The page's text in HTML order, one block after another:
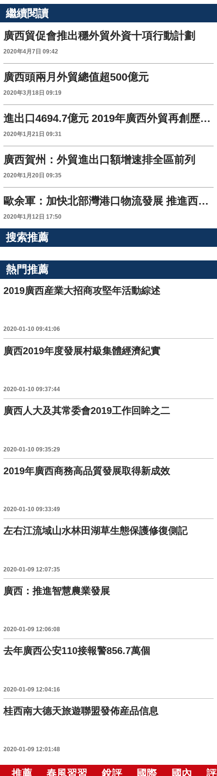
繼續閱讀
廣西貿促會推出穩外貿外資十項行動計劃
2020年4月7日 09:42
廣西頭兩月外貿總值超500億元
2020年3月18日 09:19
進出口4694.7億元 2019年廣西外貿再創歷史新高
2020年1月21日 09:31
廣西賀州：外貿進出口額增速排全區前列
2020年1月20日 09:35
歐余軍：加快北部灣港口物流發展 推進西部陸海新通道建設
2020年1月12日 17:50
搜索推薦
熱門推薦
2019廣西産業大招商攻堅年活動綜述
2020-01-10 09:41:06
廣西2019年度發展村級集體經濟紀實
2020-01-10 09:37:44
廣西人大及其常委會2019工作回眸之二
2020-01-10 09:35:29
2019年廣西商務高品質發展取得新成效
2020-01-10 09:33:49
左右江流域山水林田湖草生態保護修復側記
2020-01-09 12:07:35
廣西：推進智慧農業發展
2020-01-09 12:06:08
去年廣西公安110接報警856.7萬個
2020-01-09 12:04:16
桂西南大德天旅遊聯盟發佈産品信息
2020-01-09 12:01:48
推薦 春風習習 銳評 國際 國內